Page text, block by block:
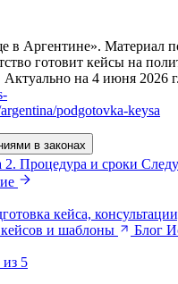
в Аргентине». Материал
готовит кейсы на
на 4 июня 2026 г.
podgotovka-keysa
в законах
2. Процедура и сроки
кейса,
и шаблоны Блог
из 5